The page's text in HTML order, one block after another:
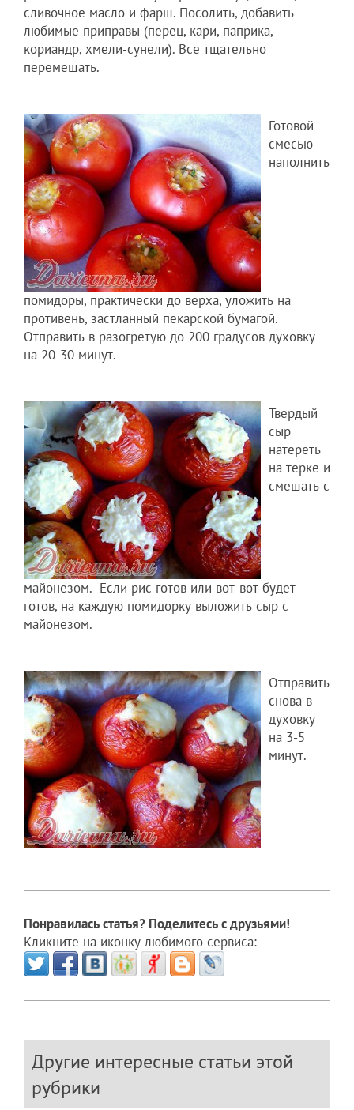
сливочное масло и фарш. Посолить, добавить
любимые приправы (перец, кари, паприка,
кориандр, хмели-сунели). Все тщательно
перемешать.
Готовой
смесью
наполнить
помидоры, практически до верха, уложить на
противень, застланный пекарской бумагой.
Отправить в разогретую до 200 градусов духовку
на 20-30 минут.
Твердый
сыр
натереть
на терке и
смешать с
майонезом. Если рис готов или вот-вот будет
готов, на каждую помидорку выложить сыр с
майонезом.
Отправить
снова в
духовку
на 3-5
минут.
Понравилась статья? Поделитесь с друзьями!
Кликните на иконку любимого сервиса:
Другие интересные статьи этой
рубрики